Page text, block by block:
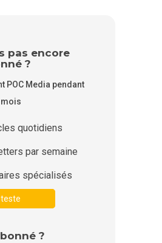
pas encore
?
POC Media pendant
mois
quotidiens
par semaine
spécialisés
?